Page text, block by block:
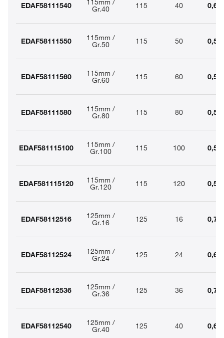
EDAF58111540 115mm /
Gr.40 115 40
EDAF58111550 115mm /
Gr.50 115 50
EDAF58111560 115mm /
Gr.60 115 60
EDAF58111580 115mm /
Gr.80 115 80
EDAF581115100 115mm /
Gr.100 115 100
EDAF581115120 115mm /
Gr.120 115 120
EDAF58112516 125mm /
Gr.16 125 16
EDAF58112524 125mm /
Gr.24 125 24
EDAF58112536 125mm /
Gr.36 125 36
EDAF58112540 125mm /
Gr.40 125 40